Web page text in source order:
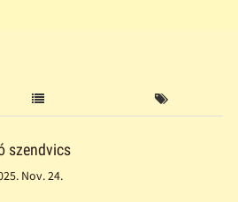
szendvics
Nov. 24.